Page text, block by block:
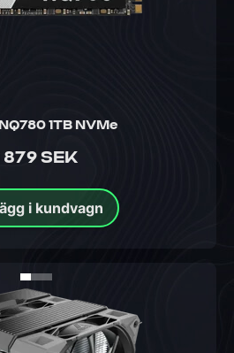
1TB NVMe
879 SEK
i kundvagn